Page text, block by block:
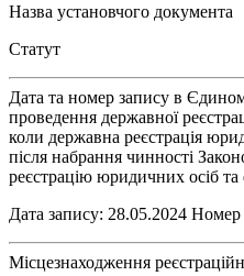
Назва установчого документа
Статут
Дата та номер запису в
проведення державної
коли державна реєстрація
після набрання чинності
реєстрацію юридичних осіб та
Дата запису: 28.05.2024
Місцезнаходження